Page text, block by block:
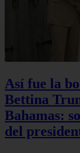
Así fue la
Bettina
Bahamas:
del